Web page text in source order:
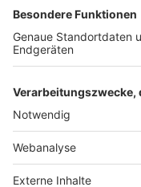
Nutzungsbedingungen